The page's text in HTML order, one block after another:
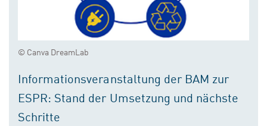
© Canva DreamLab
Informationsveranstaltung der BAM zur
ESPR: Stand der Umsetzung und nächste
Schritte